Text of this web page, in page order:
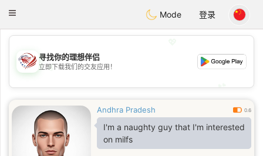
Dating
Toggle
Mode 登录
💖
💕
寻找你的理想伴侣
立即下载我们的交友应用！
Andhra Pradesh 0.6
I'm a naughty guy that I'm interested
on milfs